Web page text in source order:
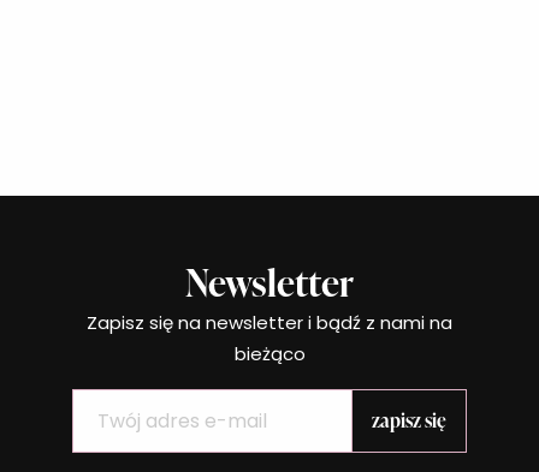
Newsletter
Zapisz się na newsletter i bądź z nami na
bieżąco